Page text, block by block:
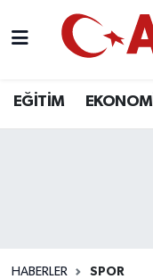
EĞİTİM EKONOMİ
HABERLER SPOR